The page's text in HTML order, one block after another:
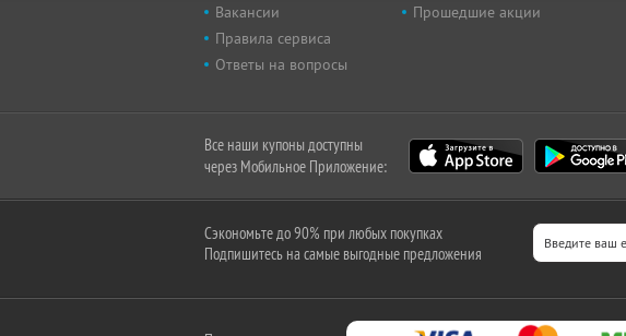
Вакансии
Правила сервиса
Ответы на вопросы
Прошедшие акции
Все наши купоны доступны
через Мобильное Приложение:
Сэкономьте до 90% при любых покупках
Подпишитесь на самые выгодные предложения